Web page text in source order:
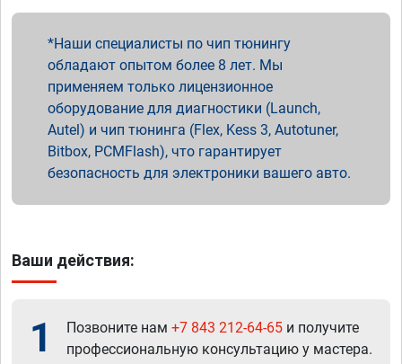
Наши специалисты по чип тюнингу
обладают опытом более 8 лет. Мы
применяем только лицензионное
оборудование для диагностики (Launch,
Autel) и чип тюнинга (Flex, Kess 3, Autotuner,
Bitbox, PCMFlash), что гарантирует
безопасность для электроники вашего авто.
Ваши действия:
1 Позвоните нам +7 843 212-64-65 и получите
профессиональную консультацию у мастера.